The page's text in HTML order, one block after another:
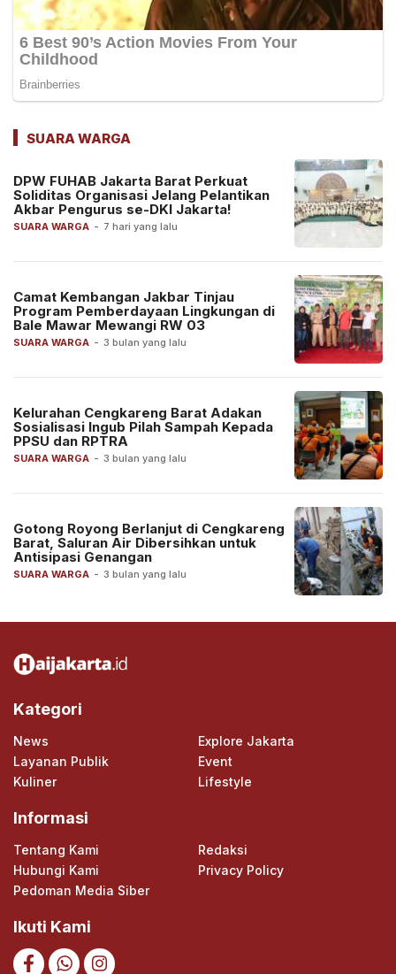
SUARA WARGA
SUARA WARGA - 7 hari yang lalu
DPW FUHAB Jakarta Barat Perkuat
Soliditas Organisasi Jelang Pelantikan
Akbar Pengurus se-DKI Jakarta!
SUARA WARGA - 3 bulan yang lalu
Camat Kembangan Jakbar Tinjau
Program Pemberdayaan Lingkungan di
Bale Mawar Mewangi RW 03
SUARA WARGA - 3 bulan yang lalu
Kelurahan Cengkareng Barat Adakan
Sosialisasi Ingub Pilah Sampah Kepada
PPSU dan RPTRA
SUARA WARGA - 3 bulan yang lalu
Gotong Royong Berlanjut di Cengkareng
Barat, Saluran Air Dibersihkan untuk
Antisipasi Genangan
Kategori
News
Explore Jakarta
Layanan Publik
Event
Kuliner
Lifestyle
Informasi
Tentang Kami
Redaksi
Hubungi Kami
Privacy Policy
Pedoman Media Siber
Ikuti Kami